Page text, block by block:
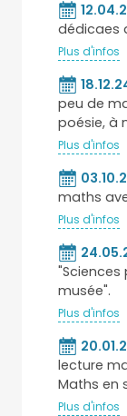
dédicaes
Plus d'infos
peu de
poésie, à
Plus d'infos
maths
Plus d'infos
"Sciences
musée".
Plus d'infos
lecture
Maths en
Plus d'infos